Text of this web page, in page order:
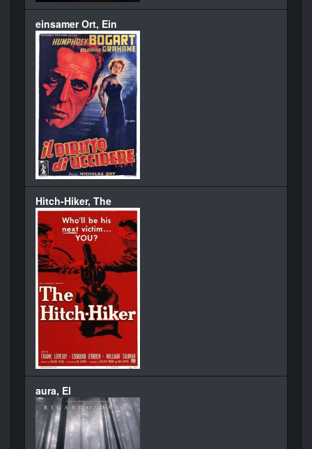
einsamer Ort, Ein
Hitch-Hiker, The
aura, El